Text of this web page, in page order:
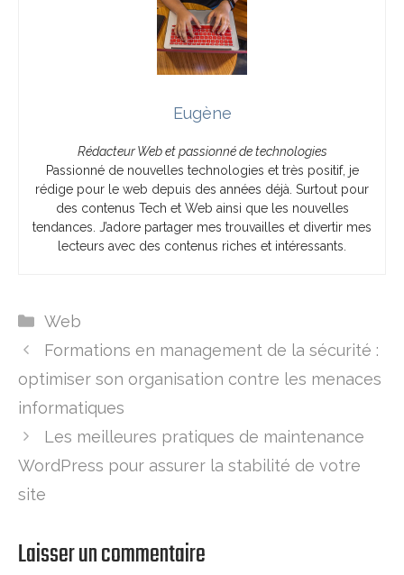
Eugène
Rédacteur Web et passionné de technologies
Passionné de nouvelles technologies et très positif, je
rédige pour le web depuis des années déjà. Surtout pour
des contenus Tech et Web ainsi que les nouvelles
tendances. J’adore partager mes trouvailles et divertir mes
lecteurs avec des contenus riches et intéressants.
Catégories
Web
Formations en management de la sécurité :
optimiser son organisation contre les menaces
informatiques
Les meilleures pratiques de maintenance
WordPress pour assurer la stabilité de votre
site
Laisser un commentaire